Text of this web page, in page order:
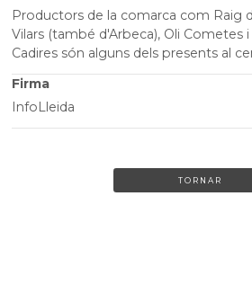
Productors de la comarca com Raig
Vilars (també d'Arbeca), Oli Cometes
Cadires són alguns dels presents al
Firma
InfoLleida
TORNAR